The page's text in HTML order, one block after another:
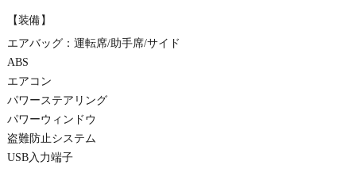
【装備】
エアバッグ：運転席/助手席/サイド
ABS
エアコン
パワーステアリング
パワーウィンドウ
盗難防止システム
USB入力端子